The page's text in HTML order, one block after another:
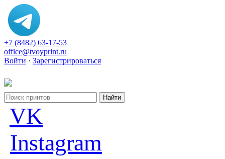
+7 (8482) 63-17-53
office@tvoyprint.ru
Войти · Зарегистрироваться
VK
Instagram